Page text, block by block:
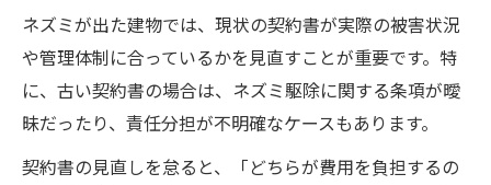
ネズミが出た建物では、現状の契約書が実際の被害状況
や管理体制に合っているかを見直すことが重要です。特
に、古い契約書の場合は、ネズミ駆除に関する条項が曖
昧だったり、責任分担が不明確なケースもあります。
契約書の見直しを怠ると、「どちらが費用を負担するの